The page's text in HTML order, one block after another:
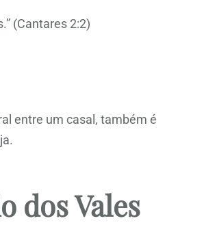
(Cantares 2:2)
entre um casal, também é
dos Vales